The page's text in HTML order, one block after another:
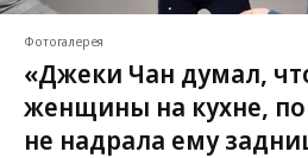
Фотогалерея
«Джеки Чан думал,
женщины на кухне,
не надрала ему